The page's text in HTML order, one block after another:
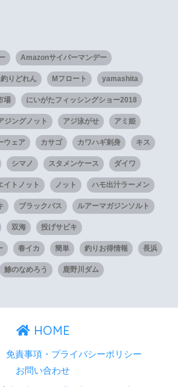
Amazonサイバーマンデー
釣りどれん Mフロート yamashita
場 にいがたフィッシングショー2018
ジングノット アジ泳がせ アミ姫
ウェア カサゴ カワハギ刺身 キス
シマノ スタメンケース ダイワ
イトノット ノット ハモ出汁ラーメン
ブラックバス ルアーマガジンソルト
双海 投げサビキ
春イカ 簡単 釣りお得情報 長浜
鯵のなめろう 鹿野川ダム
HOME
免責事項・プライバシーポリシー
お問い合わせ